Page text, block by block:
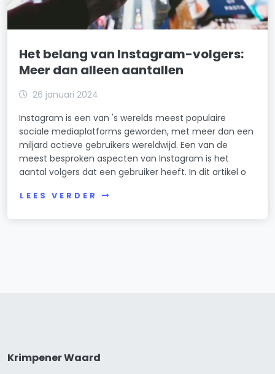
Het belang van Instagram-volgers:
Meer dan alleen aantallen
26 januari 2024
Instagram is een van 's werelds meest populaire
sociale mediaplatforms geworden, met meer dan een
miljard actieve gebruikers wereldwijd. Een van de
meest besproken aspecten van Instagram is het
aantal volgers dat een gebruiker heeft. In dit artikel o
LEES VERDER
Krimpener Waard